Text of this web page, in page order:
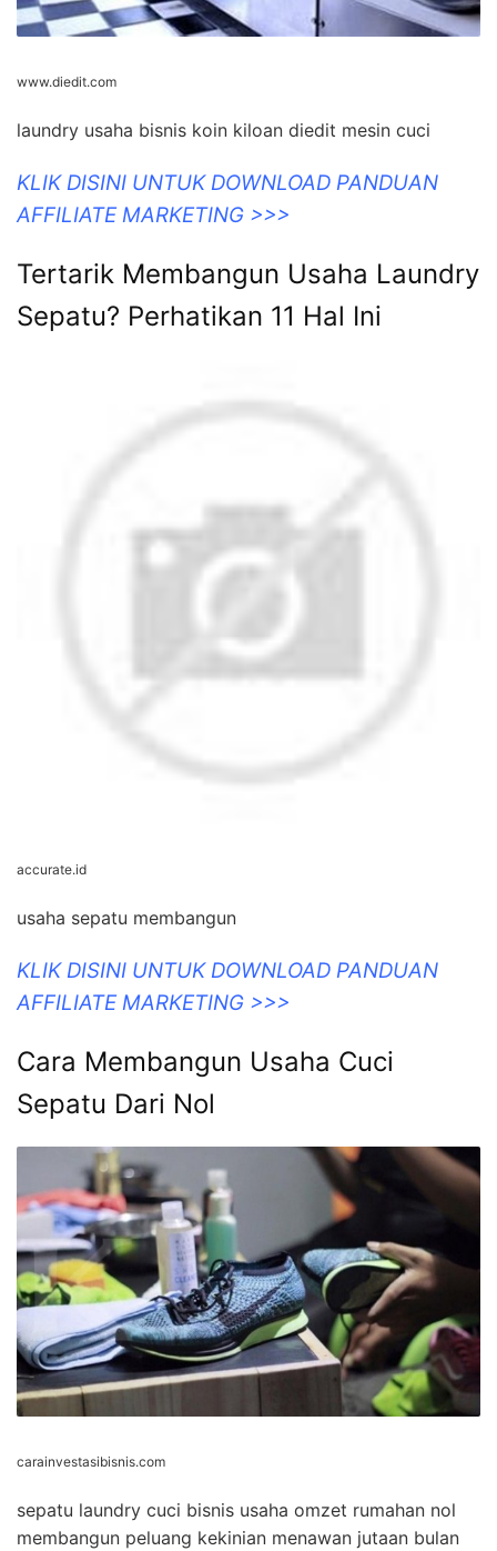
www.diedit.com
laundry usaha bisnis koin kiloan diedit mesin cuci
KLIK DISINI UNTUK DOWNLOAD PANDUAN
AFFILIATE MARKETING >>>
Tertarik Membangun Usaha Laundry
Sepatu? Perhatikan 11 Hal Ini
accurate.id
usaha sepatu membangun
KLIK DISINI UNTUK DOWNLOAD PANDUAN
AFFILIATE MARKETING >>>
Cara Membangun Usaha Cuci
Sepatu Dari Nol
carainvestasibisnis.com
sepatu laundry cuci bisnis usaha omzet rumahan nol
membangun peluang kekinian menawan jutaan bulan